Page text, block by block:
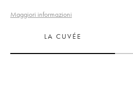
Maggiori informazioni
LA CUVÉE